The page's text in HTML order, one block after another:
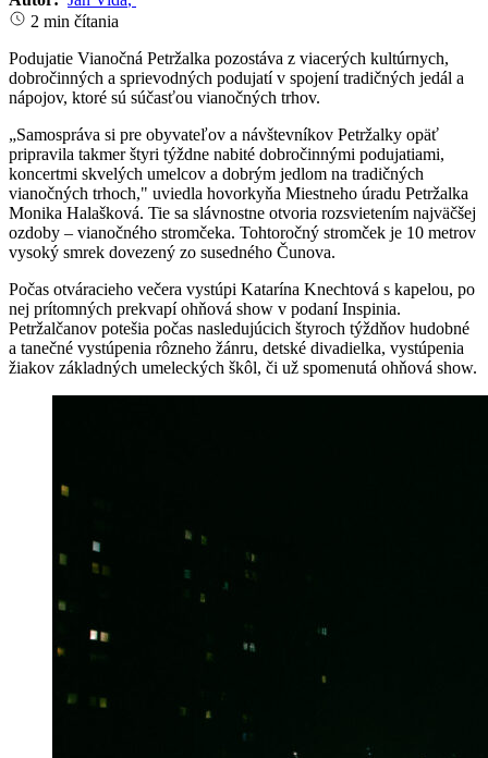
2 min čítania
Podujatie Vianočná Petržalka pozostáva z viacerých kultúrnych,
dobročinných a sprievodných podujatí v spojení tradičných jedál a
nápojov, ktoré sú súčasťou vianočných trhov.
„Samospráva si pre obyvateľov a návštevníkov Petržalky opäť
pripravila takmer štyri týždne nabité dobročinnými podujatiami,
koncertmi skvelých umelcov a dobrým jedlom na tradičných
vianočných trhoch," uviedla hovorkyňa Miestneho úradu Petržalka
Monika Halašková. Tie sa slávnostne otvoria rozsvietením najväčšej
ozdoby – vianočného stromčeka. Tohtoročný stromček je 10 metrov
vysoký smrek dovezený zo susedného Čunova.
Počas otváracieho večera vystúpi Katarína Knechtová s kapelou, po
nej prítomných prekvapí ohňová show v podaní Inspinia.
Petržalčanov potešia počas nasledujúcich štyroch týždňov hudobné
a tanečné vystúpenia rôzneho žánru, detské divadielka, vystúpenia
žiakov základných umeleckých škôl, či už spomenutá ohňová show.